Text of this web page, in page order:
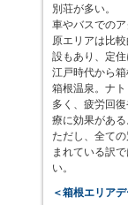
別荘が多い。
車やバスでの
原エリアは比
設もあり、定住
江戸時代から
箱根温泉。ナ
多く、疲労回
療に効果がある
ただし、全て
まれている訳
い。
＜箱根エリア